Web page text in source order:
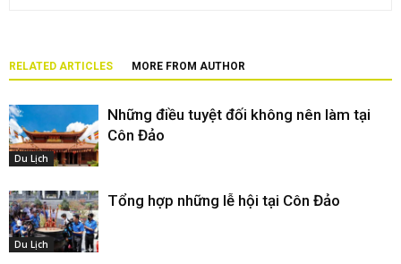
RELATED ARTICLES MORE FROM AUTHOR
Du Lịch
Những điều tuyệt đối không nên làm tại
Côn Đảo
Du Lịch
Tổng hợp những lễ hội tại Côn Đảo